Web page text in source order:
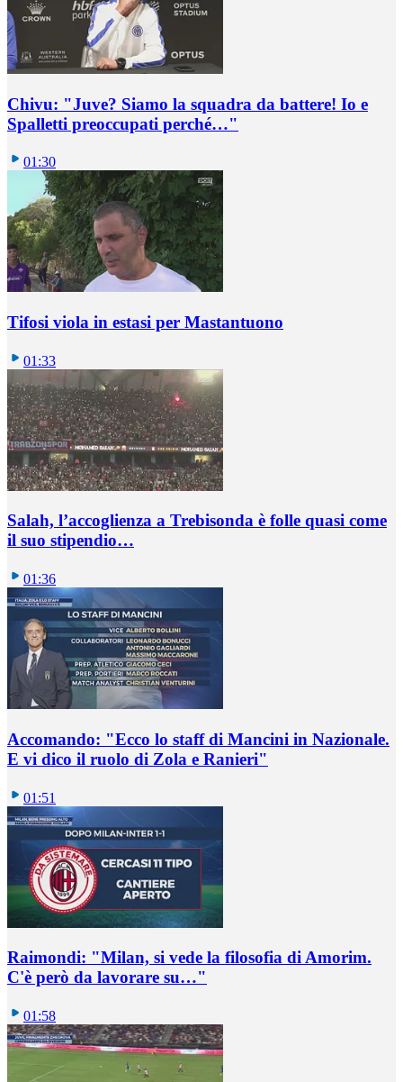
Chivu: "Juve? Siamo la squadra da battere! Io e
Spalletti preoccupati perché…"
01:30
Tifosi viola in estasi per Mastantuono
01:33
Salah, l’accoglienza a Trebisonda è folle quasi come
il suo stipendio…
01:36
Accomando: "Ecco lo staff di Mancini in Nazionale.
E vi dico il ruolo di Zola e Ranieri"
01:51
Raimondi: "Milan, si vede la filosofia di Amorim.
C'è però da lavorare su…"
01:58